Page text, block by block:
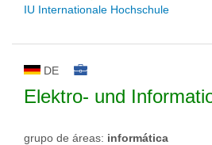
IU Internationale Hochschule
DE
Elektro- und
grupo de áreas: informática